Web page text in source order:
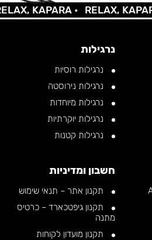
KAPARA • RELAX, KAPARA •
נרגילות
נרגילות רוסיות
נרגילות נירוסטה
נרגילות מיוחדות
נרגילות יוקרתיות
נרגילות קטנות
חשבון ומדיניות
תקנון אתר – תנאי שימוש
תקנון גיפטכארד – כרטיס
מתנה
תקנון מועדון לקוחות